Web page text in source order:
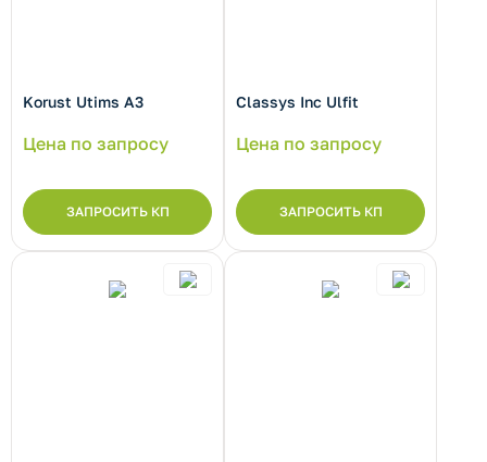
Korust Utims A3
Цена по запросу
ЗАПРОСИТЬ КП
Classys Inc Ulfit
Цена по запросу
ЗАПРОСИТЬ КП